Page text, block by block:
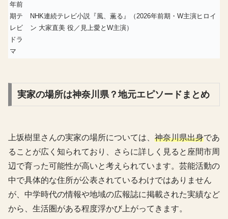
年前
期テ
レビ
ドラ
マ
NHK連続テレビ小説『風、薫る』（2026年前期・W主演ヒロイ
ン 大家直美 役／見上愛とW主演）
実家の場所は神奈川県？地元エピソードまとめ
上坂樹里さんの実家の場所については、 神奈川県出身であ
ることが広く知られており、さらに詳しく見ると座間市周
辺で育った可能性が高いと考えられています。芸能活動の
中で具体的な住所が公表されているわけではありません
が、中学時代の情報や地域の広報誌に掲載された実績など
から、生活圏がある程度浮かび上がってきます。